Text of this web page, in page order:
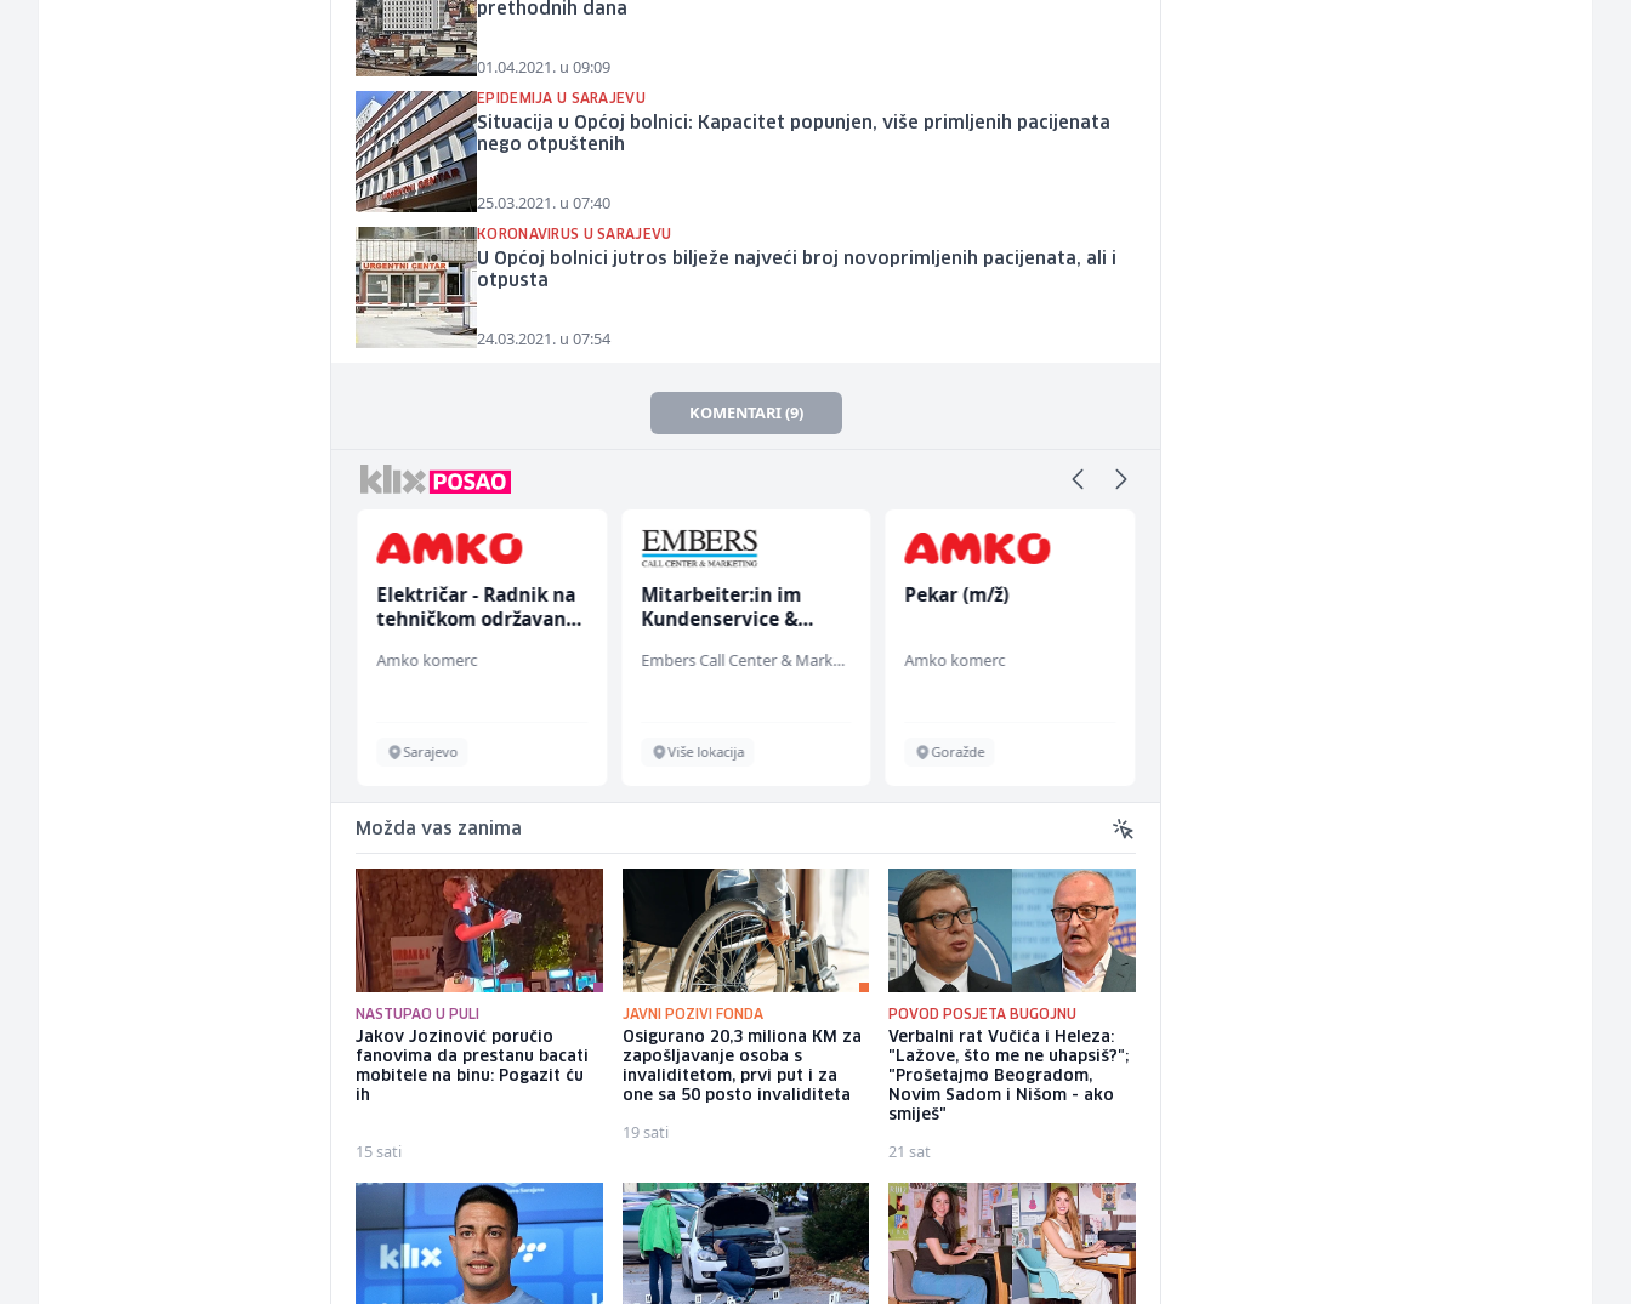
prethodnih dana
01.04.2021. u 09:09
EPIDEMIJA U SARAJEVU
Situacija u Općoj bolnici: Kapacitet popunjen, više primljenih pacijenata
nego otpuštenih
25.03.2021. u 07:40
KORONAVIRUS U SARAJEVU
U Općoj bolnici jutros bilježe najveći broj novoprimljenih pacijenata, ali i
otpusta
24.03.2021. u 07:54
KOMENTARI (9)
Električar - Radnik na
tehničkom održavanju
Amko komerc
Sarajevo
Mitarbeiter:in im
Kundenservice &
Embers Call Center & Marketing
Više lokacija
Pekar (m/ž)
Amko komerc
Goražde
Možda vas zanima
NASTUPAO U PULI
Jakov Jozinović poručio
fanovima da prestanu bacati
mobitele na binu: Pogazit ću
ih
15 sati
JAVNI POZIVI FONDA
Osigurano 20,3 miliona KM za
zapošljavanje osoba s
invaliditetom, prvi put i za
one sa 50 posto invaliditeta
19 sati
POVOD POSJETA BUGOJNU
Verbalni rat Vučića i Heleza:
"Lažove, što me ne uhapsiš?";
"Prošetajmo Beogradom,
Novim Sadom i Nišom - ako
smiješ"
21 sat